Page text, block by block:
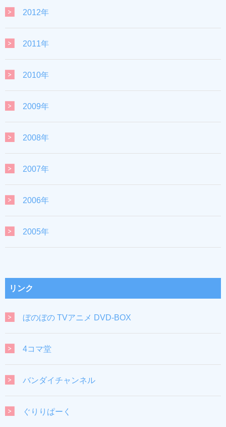
2012年
2011年
2010年
2009年
2008年
2007年
2006年
2005年
リンク
ぼのぼの TVアニメ DVD-BOX
4コマ堂
バンダイチャンネル
ぐりりぱーく